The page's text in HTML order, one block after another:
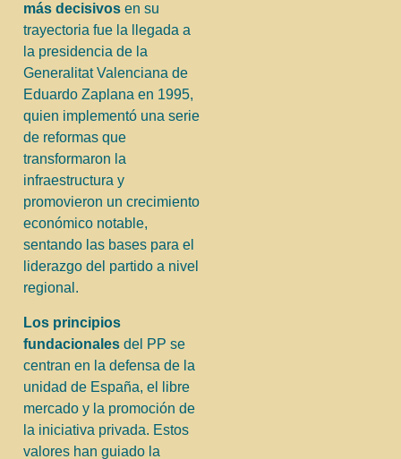
más decisivos en su
trayectoria fue la llegada a
la presidencia de la
Generalitat Valenciana de
Eduardo Zaplana en 1995,
quien implementó una serie
de reformas que
transformaron la
infraestructura y
promovieron un crecimiento
económico notable,
sentando las bases para el
liderazgo del partido a nivel
regional.
Los principios
fundacionales del PP se
centran en la defensa de la
unidad de España, el libre
mercado y la promoción de
la iniciativa privada. Estos
valores han guiado la